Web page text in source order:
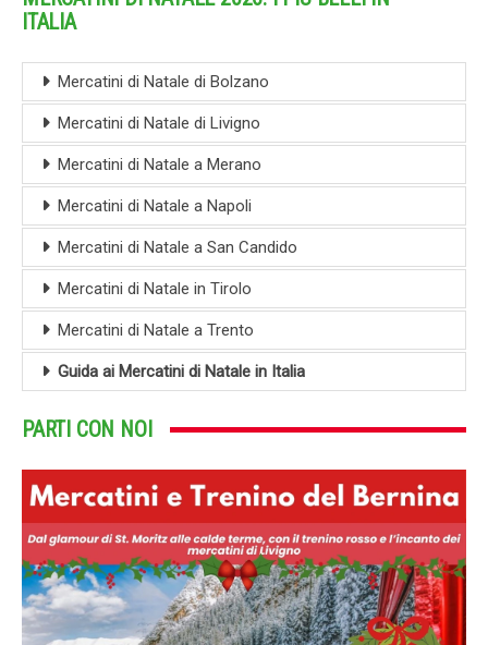
ITALIA
Mercatini di Natale di Bolzano
Mercatini di Natale di Livigno
Mercatini di Natale a Merano
Mercatini di Natale a Napoli
Mercatini di Natale a San Candido
Mercatini di Natale in Tirolo
Mercatini di Natale a Trento
Guida ai Mercatini di Natale in Italia
PARTI CON NOI